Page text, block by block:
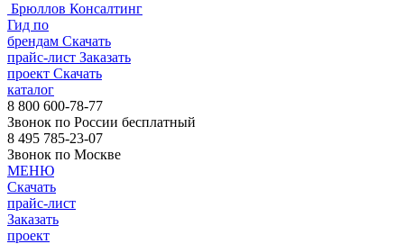
Брюллов Консалтинг
Гид по
брендам Скачать
прайс-лист Заказать
проект Скачать
каталог
8 800 600-78-77
Звонок по России бесплатный
8 495 785-23-07
Звонок по Москве
МЕНЮ
Скачать
прайс-лист
Заказать
проект